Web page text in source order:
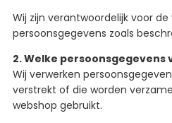
Wij zijn verantwoordelijk voor
persoonsgegevens zoals
2. Welke persoonsgegevens
Wij verwerken
verstrekt of die worden
webshop gebruikt.